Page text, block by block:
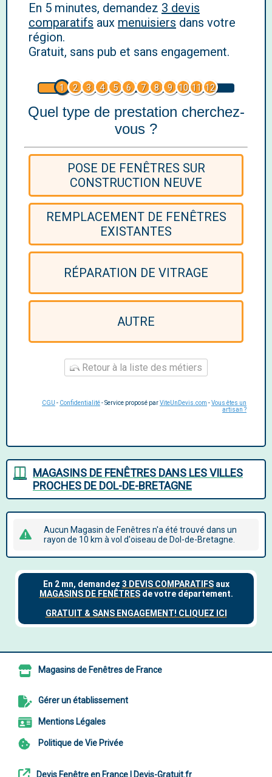
En 5 minutes, demandez 3 devis
comparatifs aux menuisiers dans votre
région.
Gratuit, sans pub et sans engagement.
1 2 3 4 5 6 7 8 9 10 11 12
Quel type de prestation cherchez-
vous ?
POSE DE FENÊTRES SUR
CONSTRUCTION NEUVE
REMPLACEMENT DE FENÊTRES
EXISTANTES
RÉPARATION DE VITRAGE
AUTRE
Retour à la liste des métiers
CGU - Confidentialité- Service proposé parViteUnDevis.com -Vous êtes un
artisan ?
MAGASINS DE FENÊTRES DANS LES VILLES
PROCHES DE DOL-DE-BRETAGNE
Aucun Magasin de Fenêtres n'a été trouvé dans un
rayon de 10 km à vol d'oiseau de Dol-de-Bretagne.
Magasins de Fenêtres de France
Gérer un établissement
Mentions Légales
Politique de Vie Privée
Devis Fenêtre en France | Devis-Gratuit.fr